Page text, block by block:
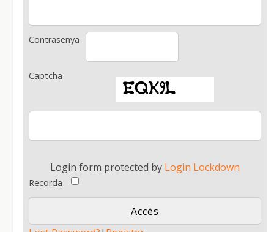
Contrasenya
Captcha
Login form protected by Login Lockdown
Recorda